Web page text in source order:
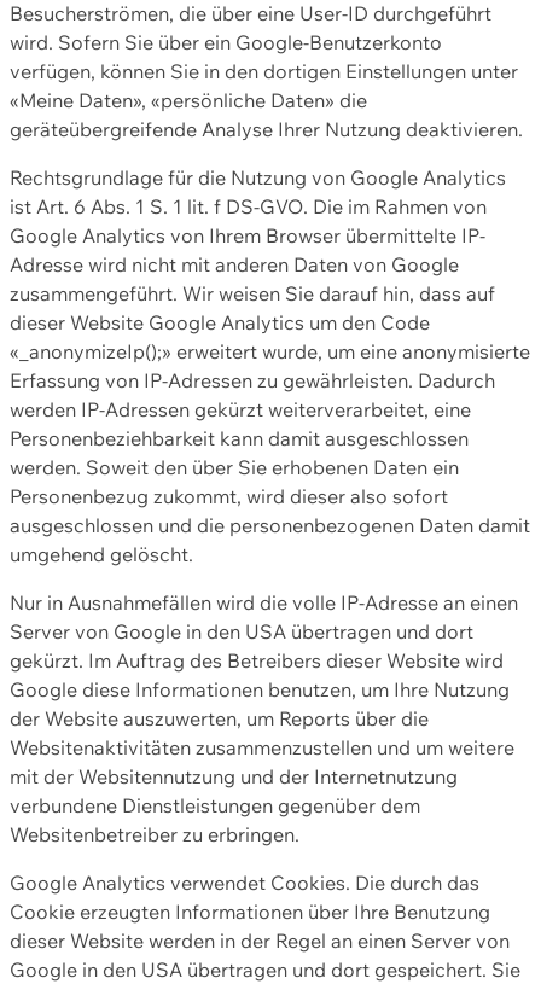
Besucherströmen, die über eine User-ID durchgeführt
wird. Sofern Sie über ein Google-Benutzerkonto
verfügen, können Sie in den dortigen Einstellungen unter
«Meine Daten», «persönliche Daten» die
geräteübergreifende Analyse Ihrer Nutzung deaktivieren.
Rechtsgrundlage für die Nutzung von Google Analytics
ist Art. 6 Abs. 1 S. 1 lit. f DS-GVO. Die im Rahmen von
Google Analytics von Ihrem Browser übermittelte IP-
Adresse wird nicht mit anderen Daten von Google
zusammengeführt. Wir weisen Sie darauf hin, dass auf
dieser Website Google Analytics um den Code
«_anonymizeIp();» erweitert wurde, um eine anonymisierte
Erfassung von IP-Adressen zu gewährleisten. Dadurch
werden IP-Adressen gekürzt weiterverarbeitet, eine
Personenbeziehbarkeit kann damit ausgeschlossen
werden. Soweit den über Sie erhobenen Daten ein
Personenbezug zukommt, wird dieser also sofort
ausgeschlossen und die personenbezogenen Daten damit
umgehend gelöscht.
Nur in Ausnahmefällen wird die volle IP-Adresse an einen
Server von Google in den USA übertragen und dort
gekürzt. Im Auftrag des Betreibers dieser Website wird
Google diese Informationen benutzen, um Ihre Nutzung
der Website auszuwerten, um Reports über die
Websitenaktivitäten zusammenzustellen und um weitere
mit der Websitennutzung und der Internetnutzung
verbundene Dienstleistungen gegenüber dem
Websitenbetreiber zu erbringen.
Google Analytics verwendet Cookies. Die durch das
Cookie erzeugten Informationen über Ihre Benutzung
dieser Website werden in der Regel an einen Server von
Google in den USA übertragen und dort gespeichert. Sie